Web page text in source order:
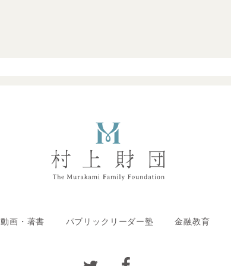
動画・著書 パブリックリーダー塾 金融教育